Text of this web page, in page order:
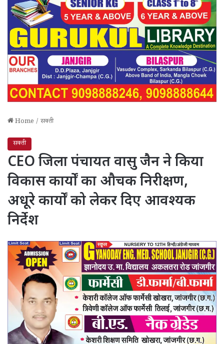
Home / सक्ती
सक्ती
CEO जिला पंचायत वासु जैन ने किया
विकास कार्यों का औचक निरीक्षण,
अधूरे कार्यों को लेकर दिए आवश्यक
निर्देश